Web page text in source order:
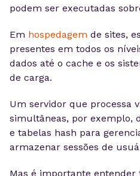
podem ser executadas
Em hospedagem de sites,
presentes em todos os
dados até o cache e os
de carga.
Um servidor que processa
simultâneas, por exemplo,
e tabelas hash para
armazenar sessões de
Mas é importante